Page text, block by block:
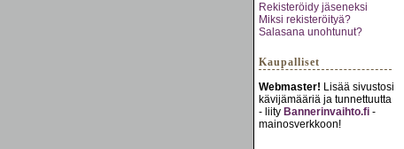
Rekisteröidy jäseneksi
Miksi rekisteröityä?
Salasana unohtunut?
Kaupalliset
Webmaster! Lisää sivustosi
kävijämääriä ja tunnettuutta
- liity Bannerinvaihto.fi -
mainosverkkoon!